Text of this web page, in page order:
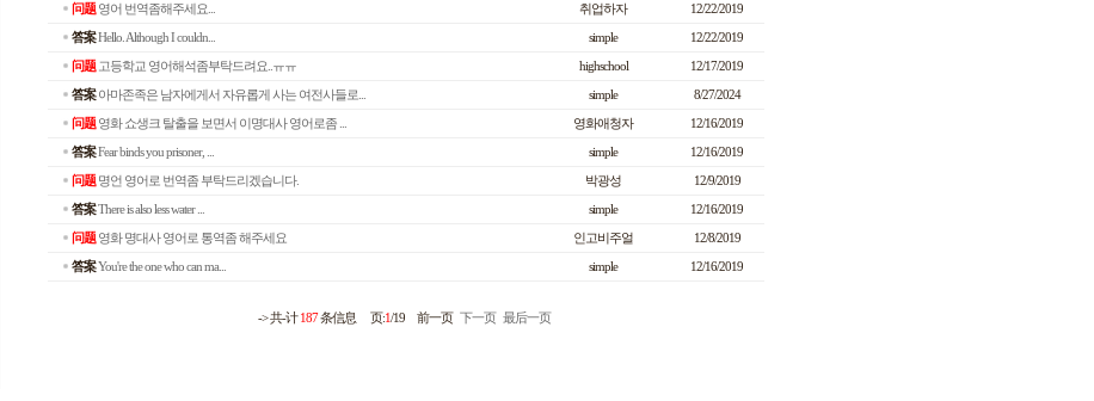
问题 영어 번역좀해주세요... 취업하자
12/22/2019
答案Hello. Although I couldn... simple
12/22/2019
问题 고등학교 영어해석좀부탁드려요..ㅠㅠ highschool
12/17/2019
答案 아마존족은 남자에게서 자유롭게 사는 여전사들로... simple
8/27/2024
问题 영화 쇼생크 탈출을 보면서 이명대사 영어로좀 ... 영화애청자
12/16/2019
答案Fear binds you prisoner, ... simple
12/16/2019
问题 명언 영어로 번역좀 부탁드리겠습니다. 박광성
12/9/2019
答案There is also less water ... simple
12/16/2019
问题 영화 명대사 영어로 통역좀 해주세요 인고비주얼
12/8/2019
答案You're the one who can ma... simple 12/16/2019
-> 共-计187条信息 页:1/19 前一页 下一页 最后一页